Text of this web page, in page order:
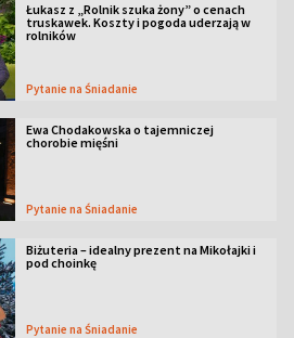
Łukasz z „Rolnik szuka żony” o cenach
truskawek. Koszty i pogoda uderzają w
rolników
Pytanie na Śniadanie
Ewa Chodakowska o tajemniczej
chorobie mięśni
Pytanie na Śniadanie
Biżuteria – idealny prezent na Mikołajki i
pod choinkę
Pytanie na Śniadanie